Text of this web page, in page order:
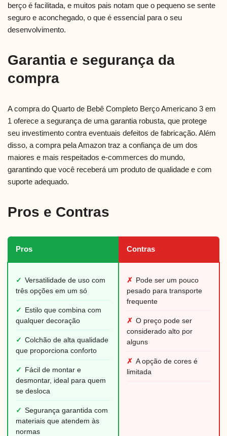
berço é facilitada, e muitos pais notam que o pequeno se sente
seguro e aconchegado, o que é essencial para o seu
desenvolvimento.
Garantia e segurança da
compra
A compra do Quarto de Bebê Completo Berço Americano 3 em
1 oferece a segurança de uma garantia robusta, que protege
seu investimento contra eventuais defeitos de fabricação. Além
disso, a compra pela Amazon traz a confiança de um dos
maiores e mais respeitados e-commerces do mundo,
garantindo que você receberá um produto de qualidade e com
suporte adequado.
Pros e Contras
Pros Contras
✓ Versatilidade de uso com
três opções em um só
✓
Estilo que combina com
qualquer decoração
✓ Colchão de alta qualidade
que proporciona conforto
✓
Fácil de montar e
desmontar, ideal para quem
se desloca
✓ Segurança garantida com
materiais que atendem às
normas
✗ Pode ser um pouco
pesado para transporte
frequente
✗ O preço pode ser
considerado alto por
alguns
✗ A opção de cores é
limitada